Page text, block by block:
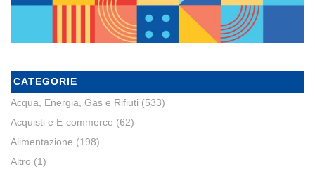
CATEGORIE
Acqua, Energia, Gas e Rifiuti (533)
Acquisti e E-commerce (62)
Alimentazione (198)
Altro (1)